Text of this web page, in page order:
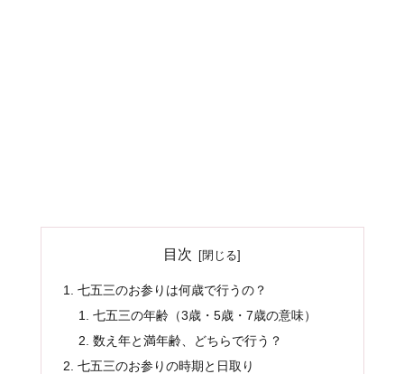
目次
七五三のお参りは何歳で行うの？
七五三の年齢（3歳・5歳・7歳の意味）
数え年と満年齢、どちらで行う？
七五三のお参りの時期と日取り